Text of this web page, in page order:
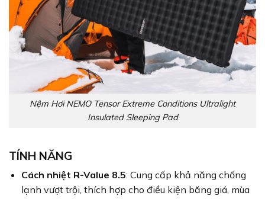
Nệm Hơi NEMO Tensor Extreme Conditions Ultralight
Insulated Sleeping Pad
TÍNH NĂNG
Cách nhiệt R-Value 8.5: Cung cấp khả năng chống
lạnh vượt trội, thích hợp cho điều kiện băng giá, mùa